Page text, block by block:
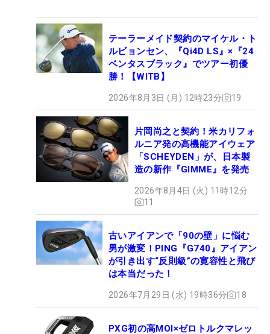
テーラーメイド契約のマイケル・ト
ルビョンセン、『Qi4D LS』×『24
ベンタスブラック』でツアー初優
勝！【WITB】
2026年8月3日 (月) 12時23分 19
片岡尚之と契約！米カリフォ
ルニア発の高機能アイウェア
「SCHEYDEN」が、日本製
造の新作『GIMME』を発売
2026年8月4日 (火) 11時12分
11
古いアイアンで「90の壁」に悩む
男が激変！PING『G740』アイアン
が引き出す“反則級”の寛容性と飛び
は本当だった！
2026年7月29日 (水) 19時36分 18
PXG初の高MOI×ゼロトルクマレッ